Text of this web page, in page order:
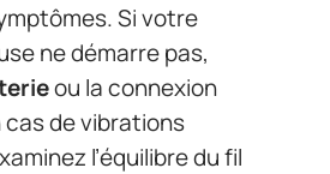
Si votre
ne démarre pas,
ou la connexion
de vibrations
l’équilibre du fil